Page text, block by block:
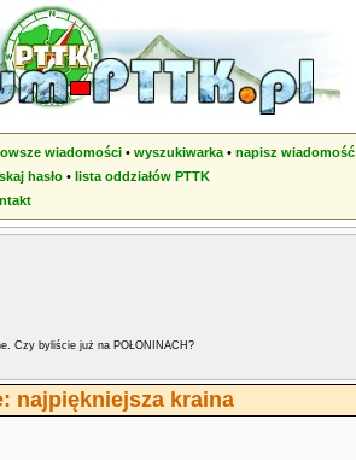
wiadomości • wyszukiwarka • napisz wiadomość
hasło • lista oddziałów PTTK
Czy byliście już na POŁONINACH?
najpiękniejsza kraina